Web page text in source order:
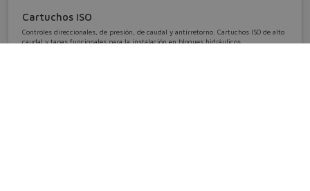
Cartuchos ISO
Controles direccionales, de presión, de caudal y antirretorno. Cartuchos ISO de alto
caudal y tapas funcionales para la instalación en bloques hidráulicos.